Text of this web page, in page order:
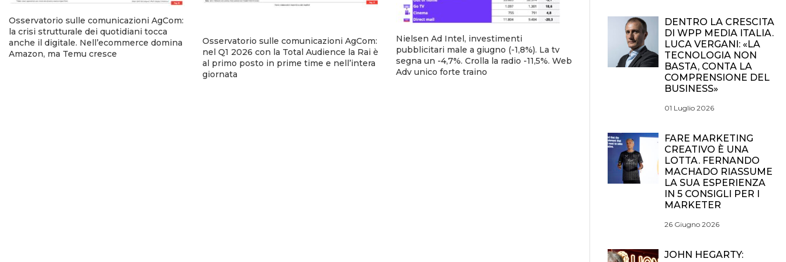
Osservatorio sulle comunicazioni AgCom:
la crisi strutturale dei quotidiani tocca
anche il digitale. Nell’ecommerce domina
Amazon, ma Temu cresce
Osservatorio sulle comunicazioni AgCom:
nel Q1 2026 con la Total Audience la Rai è
al primo posto in prime time e nell’intera
giornata
Nielsen Ad Intel, investimenti
pubblicitari male a giugno (-1,8%). La tv
segna un -4,7%. Crolla la radio -11,5%. Web
Adv unico forte traino
DENTRO LA CRESCITA
DI WPP MEDIA ITALIA.
LUCA VERGANI: «LA
TECNOLOGIA NON
BASTA, CONTA LA
COMPRENSIONE DEL
BUSINESS»
01 Luglio 2026
FARE MARKETING
CREATIVO È UNA
LOTTA. FERNANDO
MACHADO RIASSUME
LA SUA ESPERIENZA
IN 5 CONSIGLI PER I
MARKETER
26 Giugno 2026
JOHN HEGARTY: